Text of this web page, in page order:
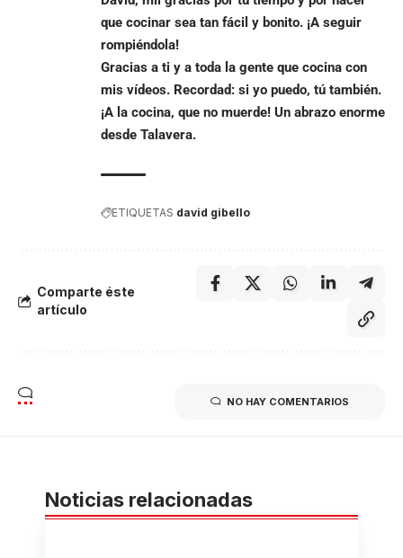
que cocinar sea tan fácil y bonito. ¡A seguir
rompiéndola!
Gracias a ti y a toda la gente que cocina con
mis vídeos. Recordad: si yo puedo, tú también.
¡A la cocina, que no muerde! Un abrazo enorme
desde Talavera.
ETIQUETAS david gibello
Comparte éste
artículo
NO HAY COMENTARIOS
Noticias relacionadas